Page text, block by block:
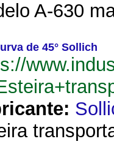
A-630
de 45° Sollich